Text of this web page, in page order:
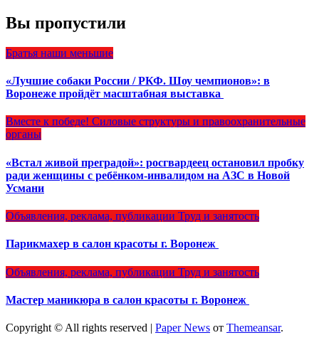
Вы пропустили
Братья наши меньшие
«Лучшие собаки России / РКФ. Шоу чемпионов»: в
Воронеже пройдёт масштабная выставка
Вместе к победе! Силовые структуры и правоохранительные
органы
«Встал живой преградой»: росгвардеец остановил пробку
ради женщины с ребёнком-инвалидом на АЗС в Новой
Усмани
Объявления, реклама, публикации Труд и занятость
Парикмахер в салон красоты г. Воронеж
Объявления, реклама, публикации Труд и занятость
Мастер маникюра в салон красоты г. Воронеж
Copyright © All rights reserved | Paper News от Themeansar.